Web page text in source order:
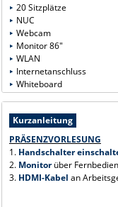
20 Sitzplätze
NUC
Webcam
Monitor 86"
WLAN
Internetanschluss
Whiteboard
Kurzanleitung
PRÄSENZVORLESUNG
1. Handschalter
2. Monitorüber
3. HDMI-Kabel an